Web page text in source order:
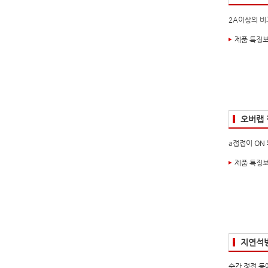
2A이상의 비
제품 특징
오버랩
a접접이 ON
제품 특징
지연석
순간 정전 등